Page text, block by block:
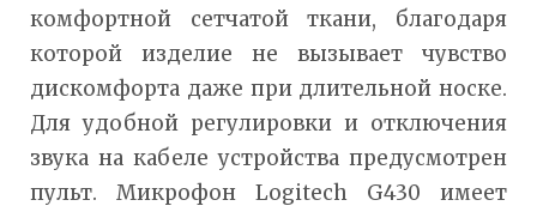
комфортной сетчатой ткани, благодаря
которой изделие не вызывает чувство
дискомфорта даже при длительной носке.
Для удобной регулировки и отключения
звука на кабеле устройства предусмотрен
пульт. Микрофон Logitech G430 имеет